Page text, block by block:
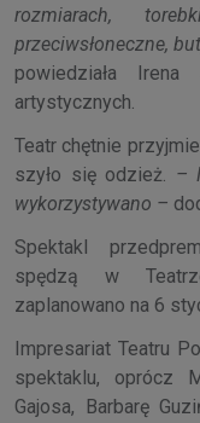
rozmiarach,
przeciwsłoneczne,
powiedziała
artystycznych.
Teatr chętnie
szyło się odzież. –
wykorzystywano –
Spektakl
spędzą w
zaplanowano na 6
Impresariat Teatru
spektaklu, oprócz
Gajosa, Barbarę